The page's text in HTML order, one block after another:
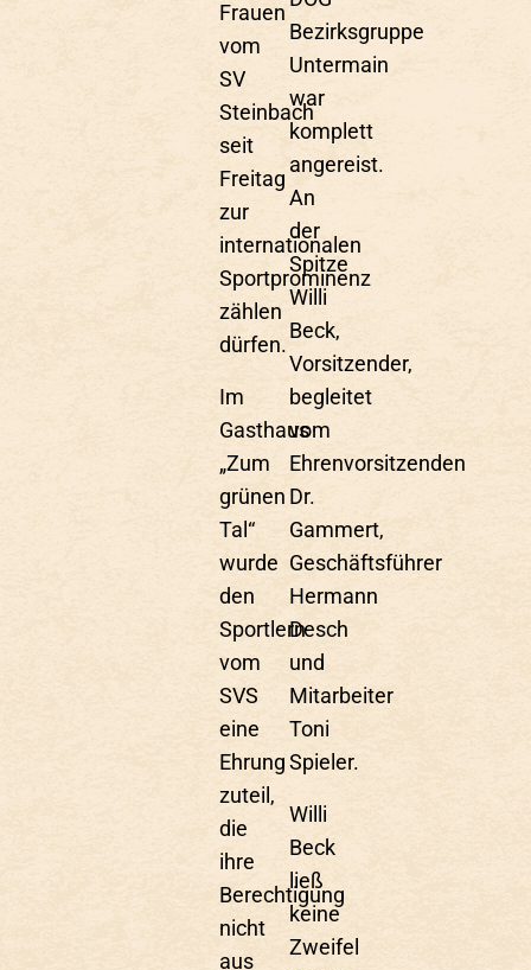
Frauen
vom
SV
Steinbach
seit
Freitag
zur
internationalen
Sportprominenz
zählen
dürfen.
Im
Gasthaus
„Zum
grünen
Tal“
wurde
den
Sportlern
vom
SVS
eine
Ehrung
zuteil,
die
ihre
Berechtigung
nicht
aus
Bezirksgruppe
Untermain
war
komplett
angereist.
An
der
Spitze
Willi
Beck,
Vorsitzender,
begleitet
vom
Ehrenvorsitzenden
Dr.
Gammert,
Geschäftsführer
Hermann
Desch
und
Mitarbeiter
Toni
Spieler.
Willi
Beck
ließ
keine
Zweifel